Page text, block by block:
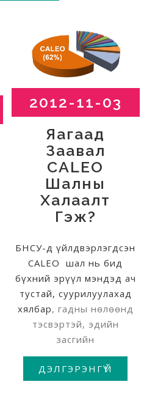
2012-11-03
Яагаад
Заавал
CALEO
Шалны
Халаалт
Гэж?
БНСУ-д үйлдвэрлэгдсэн
CALEO шал нь бид
бүхний эрүүл мэндэд ач
тустай, суурилуулахад
хялбар, гадны нөлөөнд
тэсвэртэй, эдийн
засгийн
ДЭЛГЭРЭНГҮЙ